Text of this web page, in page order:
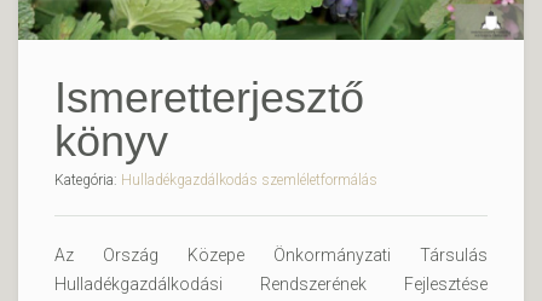
Ismeretterjesztő
könyv
Kategória: Hulladékgazdálkodás szemléletformálás
Az Ország Közepe Önkormányzati Társulás
Hulladékgazdálkodási Rendszerének Fejlesztése